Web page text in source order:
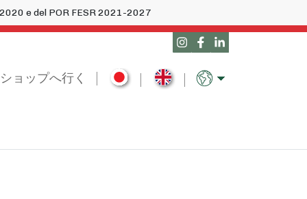
e del POR FESR 2021-2027
ショップへ行く